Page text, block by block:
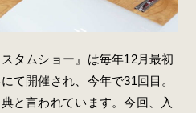
タムショー』は毎年12月最初
て開催され、今年で31回目。
と言われています。今回、入